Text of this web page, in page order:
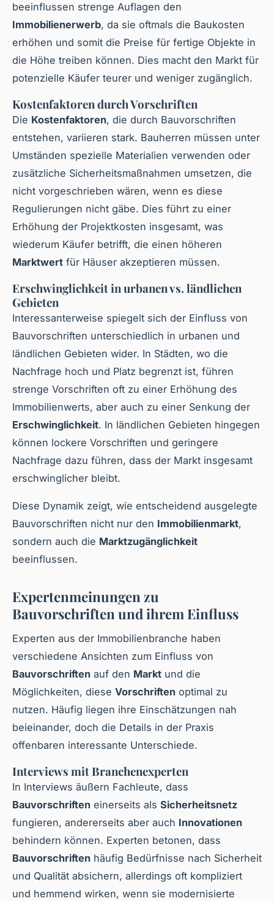
beeinflussen strenge Auflagen den
Immobilienerwerb, da sie oftmals die Baukosten
erhöhen und somit die Preise für fertige Objekte in
die Höhe treiben können. Dies macht den Markt für
potenzielle Käufer teurer und weniger zugänglich.
Kostenfaktoren durch Vorschriften
Die Kostenfaktoren, die durch Bauvorschriften
entstehen, variieren stark. Bauherren müssen unter
Umständen spezielle Materialien verwenden oder
zusätzliche Sicherheitsmaßnahmen umsetzen, die
nicht vorgeschrieben wären, wenn es diese
Regulierungen nicht gäbe. Dies führt zu einer
Erhöhung der Projektkosten insgesamt, was
wiederum Käufer betrifft, die einen höheren
Marktwert für Häuser akzeptieren müssen.
Erschwinglichkeit in urbanen vs. ländlichen
Gebieten
Interessanterweise spiegelt sich der Einfluss von
Bauvorschriften unterschiedlich in urbanen und
ländlichen Gebieten wider. In Städten, wo die
Nachfrage hoch und Platz begrenzt ist, führen
strenge Vorschriften oft zu einer Erhöhung des
Immobilienwerts, aber auch zu einer Senkung der
Erschwinglichkeit. In ländlichen Gebieten hingegen
können lockere Vorschriften und geringere
Nachfrage dazu führen, dass der Markt insgesamt
erschwinglicher bleibt.
Diese Dynamik zeigt, wie entscheidend ausgelegte
Bauvorschriften nicht nur den Immobilienmarkt,
sondern auch die Marktzugänglichkeit
beeinflussen.
Expertenmeinungen zu
Bauvorschriften und ihrem Einfluss
Experten aus der Immobilienbranche haben
verschiedene Ansichten zum Einfluss von
Bauvorschriften auf den Markt und die
Möglichkeiten, diese Vorschriften optimal zu
nutzen. Häufig liegen ihre Einschätzungen nah
beieinander, doch die Details in der Praxis
offenbaren interessante Unterschiede.
Interviews mit Branchenexperten
In Interviews äußern Fachleute, dass
Bauvorschriften einerseits als Sicherheitsnetz
fungieren, andererseits aber auch Innovationen
behindern können. Experten betonen, dass
Bauvorschriften häufig Bedürfnisse nach Sicherheit
und Qualität absichern, allerdings oft kompliziert
und hemmend wirken, wenn sie modernisierte